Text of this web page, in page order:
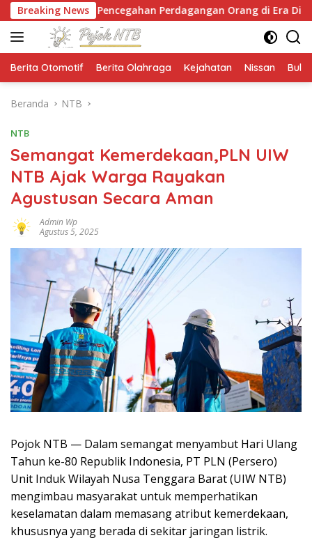
Langsung
ke
konten
Breaking News
Pencegahan Perdagangan Orang di Era Digital
Berita Otomotif Berita Olahraga Kejahatan Nissan
Beranda NTB
NTB
Semangat Kemerdekaan,PLN UIW
NTB Ajak Warga Rayakan
Agustusan Secara Aman
Admin Wp
Agustus 5, 2025
Pojok NTB — Dalam semangat menyambut Hari Ulang
Tahun ke-80 Republik Indonesia, PT PLN (Persero)
Unit Induk Wilayah Nusa Tenggara Barat (UIW NTB)
mengimbau masyarakat untuk memperhatikan
keselamatan dalam memasang atribut kemerdekaan,
khususnya yang berada di sekitar jaringan listrik.